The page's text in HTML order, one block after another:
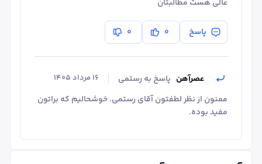
عالی هست مطالبتان
پاسخ 0
0
عصرآهن پاسخ به رستمی ۱۶ مرداد ۱۴۰۵
ممنون از نظر لطفتون آقای رستمی. خوشحالیم که براتون
مفید بوده.